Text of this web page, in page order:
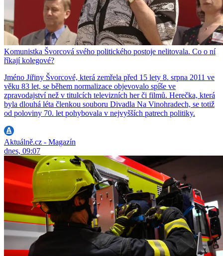
Komunistka Švorcová svého politického postoje nelitovala. Co o ní
říkají kolegové?
Jméno Jiřiny Švorcové, která zemřela před 15 lety 8. srpna 2011 ve
věku 83 let, se během normalizace objevovalo spíše ve
zpravodajství než v titulcích televizních her či filmů. Herečka, která
byla dlouhá léta členkou souboru Divadla Na Vinohradech, se totiž
od poloviny 70. let pohybovala v nejvyšších patrech politiky.
Aktuálně.cz - Magazín
dnes, 09:07